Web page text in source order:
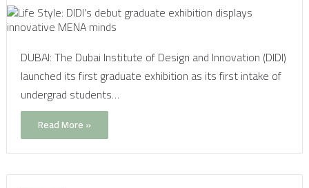
DUBAI: The Dubai Institute of Design and Innovation (DIDI)
launched its first graduate exhibition as its first intake of
undergrad students…
Read More »